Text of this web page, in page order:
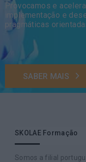
Provocamos e
implementação e
pragmáticas
SABER MAIS
SKOLAE Formação
Somos a filial